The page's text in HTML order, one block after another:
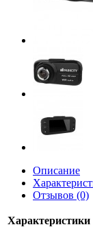
Описание
Отзывов (0)
Характеристики